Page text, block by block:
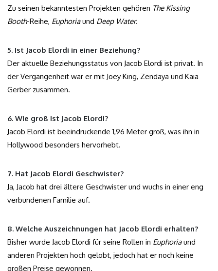
Zu seinen bekanntesten Projekten gehören The Kissing
Booth-Reihe, Euphoriaund Deep Water.
5. Ist Jacob Elordi in einer Beziehung?
Der aktuelle Beziehungsstatus von Jacob Elordi ist privat. In
der Vergangenheit war er mit Joey King, Zendaya und Kaia
Gerber zusammen.
6. Wie groß ist Jacob Elordi?
Jacob Elordi ist beeindruckende 1,96 Meter groß, was ihn in
Hollywood besonders hervorhebt.
7. Hat Jacob Elordi Geschwister?
Ja, Jacob hat drei ältere Geschwister und wuchs in einer eng
verbundenen Familie auf.
8. Welche Auszeichnungen hat Jacob Elordi erhalten?
Bisher wurde Jacob Elordi für seine Rollen in Euphoriaund
anderen Projekten hoch gelobt, jedoch hat er noch keine
großen Preise gewonnen.